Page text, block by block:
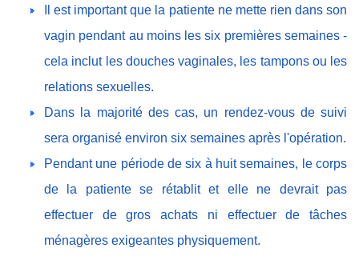
Il est important que la patiente ne mette rien dans son
vagin pendant au moins les six premières semaines -
cela inclut les douches vaginales, les tampons ou les
relations sexuelles.
Dans la majorité des cas, un rendez-vous de suivi
sera organisé environ six semaines après l'opération.
Pendant une période de six à huit semaines, le corps
de la patiente se rétablit et elle ne devrait pas
effectuer de gros achats ni effectuer de tâches
ménagères exigeantes physiquement.